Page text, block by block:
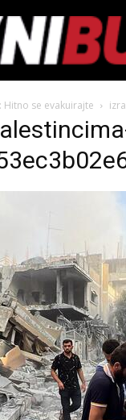
se evakuirajte